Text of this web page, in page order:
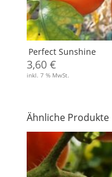
Perfect Sunshine
3,60 €
inkl. 7 % MwSt.
Ähnliche Produkte